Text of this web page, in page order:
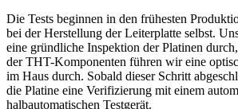
Die Tests beginnen in den frühesten
bei der Herstellung der Leiterplatte selbst.
eine gründliche Inspektion der Platinen
der THT-Komponenten führen wir eine
im Haus durch. Sobald dieser Schritt
die Platine eine Verifizierung mit einem
halbautomatischen Testgerät.